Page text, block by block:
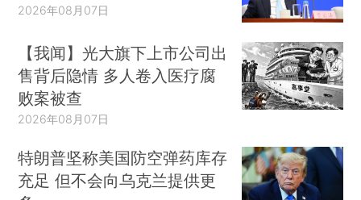
2026年08月07日
【我闻】光大旗下上市公司出
售背后隐情 多人卷入医疗腐
败案被查
2026年08月07日
特朗普坚称美国防空弹药库存
充足 但不会向乌克兰提供更